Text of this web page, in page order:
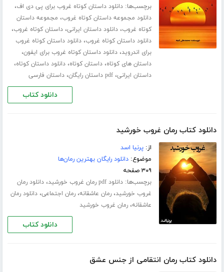
برچسب‌ها:دانلود داستان کوتاه غروب برای پی دی اف،
دانلود مجموعه داستان کوتاه غروب، مجموعه داستان
کوتاه غروب،دانلود داستان ایرانی،داستان کوتاه غروب،
دانلود داستان کوتاه غروب،دانلود داستان کوتاه غروب
برای اندروید،دانلود داستان کوتاه غروب برای ایفون،
داستان های کوتاه،داستان کوتاه،دانلود داستان کوتاه،
داستان ایرانی،pdf داستان رایگان ،داستان فارسی
دانلود کتاب
دانلود کتاب رمان غروب خورشید
از:پرنیا اسد
موضوع:دانلود رایگان بهترین رمان‌ها
۳۰۹ صفحه
برچسب‌ها:دانلود pdf رمان غروب خورشید ،دانلود رمان
غروب خورشید،رمان عاشقانه،رمان اجتماعی،دانلود رمان
عاشقانه،رمان غروب خورشید
دانلود کتاب
دانلود کتاب رمان انتقامی از جنس عشق